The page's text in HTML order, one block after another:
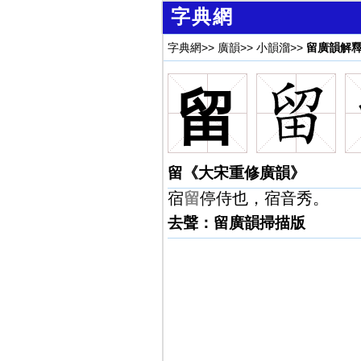
字典網
字典網>> 廣韻>> 小韻溜>> 留廣韻解
留
留《大宋重修廣韻》
宿留停侍也，宿音秀。
去聲：留廣韻掃描版